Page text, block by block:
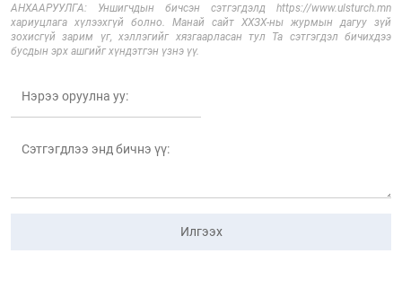
АНХААРУУЛГА: Уншигчдын бичсэн сэтгэгдэлд https://www.ulsturch.mn
хариуцлага хүлээхгүй болно. Манай сайт ХХЗХ-ны журмын дагуу зүй
зохисгүй зарим үг, хэллэгийг хязгаарласан тул Та сэтгэгдэл бичихдээ
бусдын эрх ашгийг хүндэтгэн үзнэ үү.
Илгээх